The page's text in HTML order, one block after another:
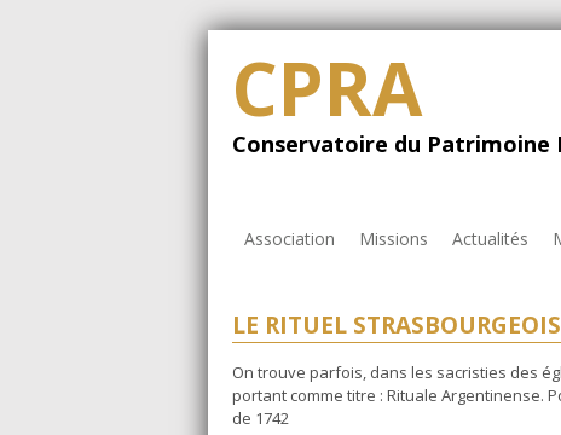
CPRA
Conservatoire du Patrimoine
Association Missions Actualités
LE RITUEL
On trouve parfois, dans les sacristies des
portant comme titre : Rituale Argentinense.
de 1742